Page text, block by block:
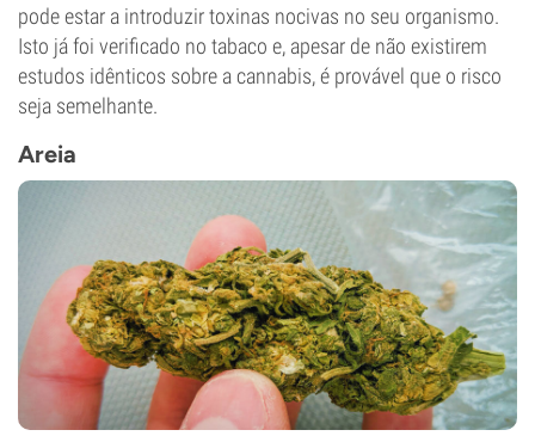
pode estar a introduzir toxinas nocivas no seu organismo.
Isto já foi verificado no tabaco e, apesar de não existirem
estudos idênticos sobre a cannabis, é provável que o risco
seja semelhante.
Areia